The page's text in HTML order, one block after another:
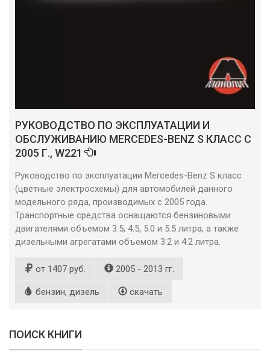
РУКОВОДСТВО ПО ЭКСПЛУАТАЦИИ И
ОБСЛУЖИВАНИЮ MERCEDES-BENZ S КЛАСС С
2005 Г., W221
Руководство по эксплуатации Mercedes-Benz S класс
(цветные электросхемы) для автомобилей данного
модельного ряда, производимых с 2005 года.
Транспортные средства оснащаются бензиновыми
двигателями объемом 3.5, 4.5, 5.0 и 5.5 литра, а также
дизельными агрегатами объемом 3.2 и 4.2 литра.
от 1407 руб. 2005 - 2013 гг.
бензин, дизель скачать
ПОИСК КНИГИ